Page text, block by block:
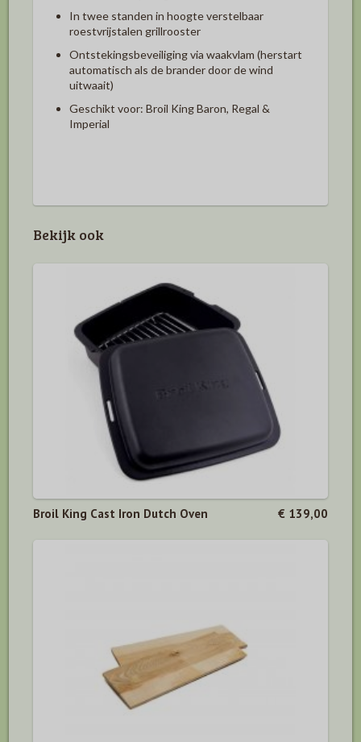
In twee standen in hoogte verstelbaar
roestvrijstalen grillrooster
Ontstekingsbeveiliging via waakvlam (herstart
automatisch als de brander door de wind
uitwaait)
Geschikt voor: Broil King Baron, Regal &
Imperial
Bekijk ook
Broil King Cast Iron Dutch Oven € 139,00